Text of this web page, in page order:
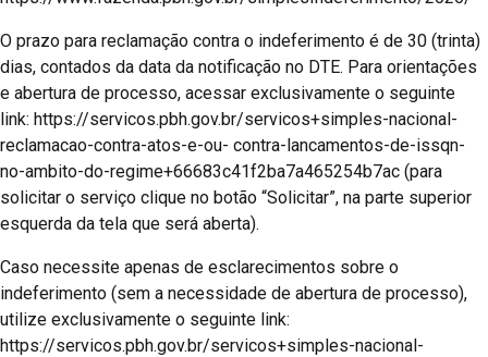
O prazo para reclamação contra o indeferimento é de 30 (trinta)
dias, contados da data da notificação no DTE. Para orientações
e abertura de processo, acessar exclusivamente o seguinte
link: https://servicos.pbh.gov.br/servicos+simples-nacional-
reclamacao-contra-atos-e-ou- contra-lancamentos-de-issqn-
no-ambito-do-regime+66683c41f2ba7a465254b7ac (para
solicitar o serviço clique no botão “Solicitar”, na parte superior
esquerda da tela que será aberta).
Caso necessite apenas de esclarecimentos sobre o
indeferimento (sem a necessidade de abertura de processo),
utilize exclusivamente o seguinte link:
https://servicos.pbh.gov.br/servicos+simples-nacional-